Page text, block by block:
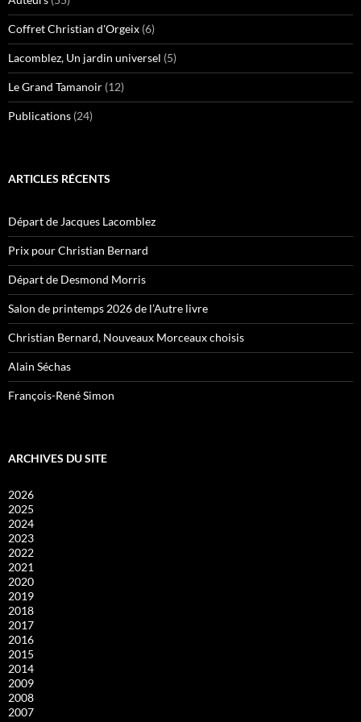
Coffret Christian d'Orgeix (6)
Lacomblez, Un jardin universel (5)
Le Grand Tamanoir (12)
Publications (24)
ARTICLES RÉCENTS
Départ de Jacques Lacomblez
Prix pour Christian Bernard
Départ de Desmond Morris
Salon de printemps 2026 de l’Autre livre
Christian Bernard, Nouveaux Morceaux choisis
Alain Séchas
François-René Simon
ARCHIVES DU SITE
2026
2025
2024
2023
2022
2021
2020
2019
2018
2017
2016
2015
2014
2009
2008
2007